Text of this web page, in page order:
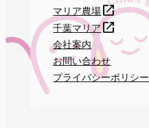
マリア農場
千葉マリア
会社案内
お問い合わせ
プライバシーポリシー